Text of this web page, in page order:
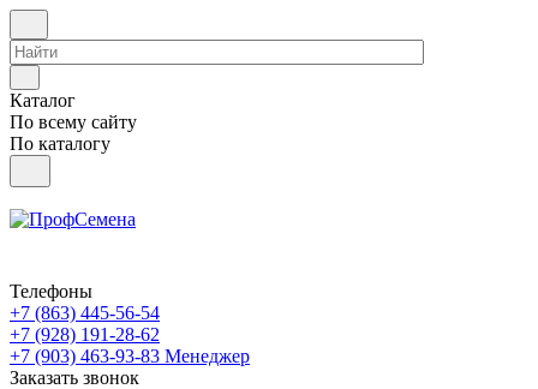
Каталог
По всему сайту
По каталогу
Телефоны
+7 (863) 445-56-54
+7 (928) 191-28-62
+7 (903) 463-93-83 Менеджер
Заказать звонок